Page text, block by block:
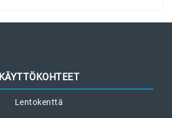
KÄYTTÖKOHTEET
Lentokenttä